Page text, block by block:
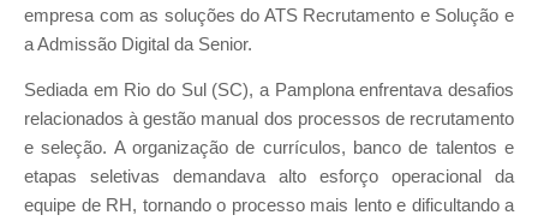
empresa com as soluções do ATS Recrutamento e Solução e
a Admissão Digital da Senior.
Sediada em Rio do Sul (SC), a Pamplona enfrentava desafios
relacionados à gestão manual dos processos de recrutamento
e seleção. A organização de currículos, banco de talentos e
etapas seletivas demandava alto esforço operacional da
equipe de RH, tornando o processo mais lento e dificultando a